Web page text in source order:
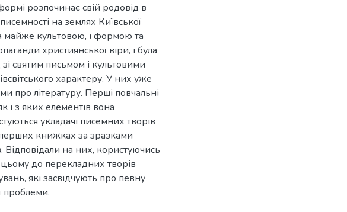
розпочинає свій родовід в
на землях Київської
майже культовою, і формою та
християнської віри, і була
святим письмом і культовими
характеру. У них уже
про літературу. Перші повчальні
і з яких елементів вона
укладачі писемних творів
книжках за зразками
Відповідали на них, користуючись
до перекладних творів
які засвідчують про певну
проблеми.